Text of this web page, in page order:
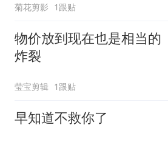
菊花剪影 1跟贴
物价放到现在也是相当的
炸裂
莹宝剪辑 1跟贴
早知道不救你了